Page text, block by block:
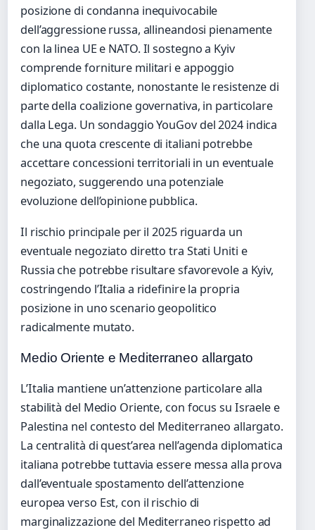
posizione di condanna inequivocabile
dell’aggressione russa, allineandosi pienamente
con la linea UE e NATO. Il sostegno a Kyiv
comprende forniture militari e appoggio
diplomatico costante, nonostante le resistenze di
parte della coalizione governativa, in particolare
dalla Lega. Un sondaggio YouGov del 2024 indica
che una quota crescente di italiani potrebbe
accettare concessioni territoriali in un eventuale
negoziato, suggerendo una potenziale
evoluzione dell’opinione pubblica.
Il rischio principale per il 2025 riguarda un
eventuale negoziato diretto tra Stati Uniti e
Russia che potrebbe risultare sfavorevole a Kyiv,
costringendo l’Italia a ridefinire la propria
posizione in uno scenario geopolitico
radicalmente mutato.
Medio Oriente e Mediterraneo allargato
L’Italia mantiene un’attenzione particolare alla
stabilità del Medio Oriente, con focus su Israele e
Palestina nel contesto del Mediterraneo allargato.
La centralità di quest’area nell’agenda diplomatica
italiana potrebbe tuttavia essere messa alla prova
dall’eventuale spostamento dell’attenzione
europea verso Est, con il rischio di
marginalizzazione del Mediterraneo rispetto ad